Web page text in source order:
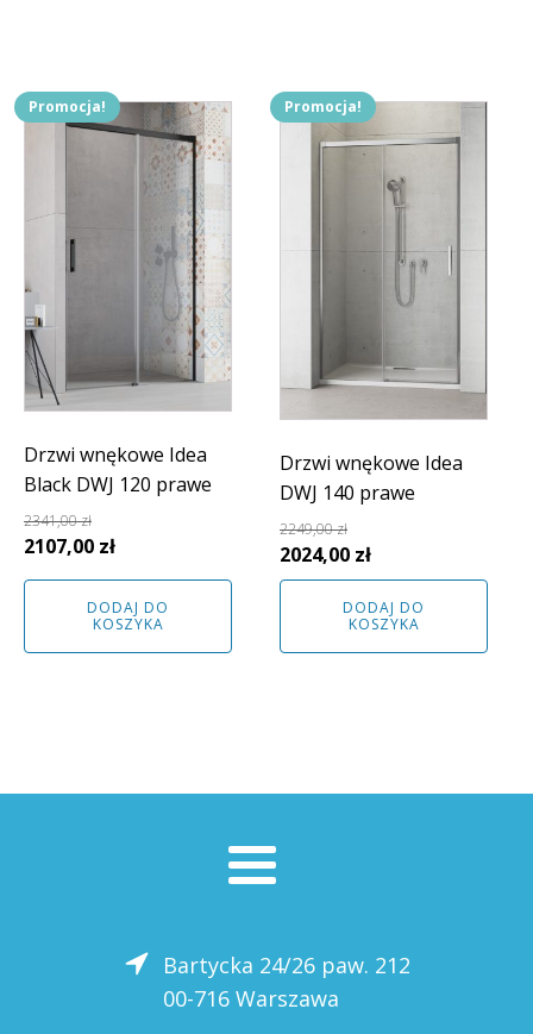
Promocja!
Drzwi wnękowe Idea
Black DWJ 120 prawe
2341,00zł
Pierwotna
cena
wynosiła:
2341,00 zł.
2107,00 złAktualna
cena
wynosi:
2107,00 zł.
DODAJ DO
KOSZYKA
Promocja!
Drzwi wnękowe Idea
DWJ 140 prawe
2249,00zł
Pierwotna
cena
wynosiła:
2249,00 zł.
2024,00 złAktualna
cena
wynosi:
DODAJ DO
KOSZYKA
Bartycka 24/26 paw. 212
00-716 Warszawa